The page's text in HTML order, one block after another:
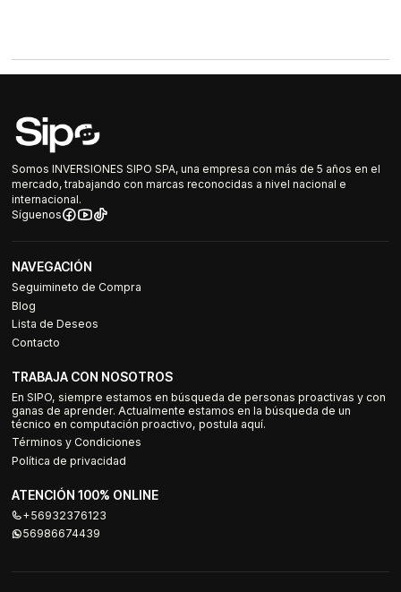
Somos INVERSIONES SIPO SPA, una empresa con más de 5 años en el
mercado, trabajando con marcas reconocidas a nivel nacional e
internacional.
Síguenos
NAVEGACIÓN
Seguimineto de Compra
Blog
Lista de Deseos
Contacto
TRABAJA CON NOSOTROS
En SIPO, siempre estamos en búsqueda de personas proactivas y con
ganas de aprender. Actualmente estamos en la búsqueda de un
técnico en computación proactivo, postula aquí.
Términos y Condiciones
Política de privacidad
ATENCIÓN 100% ONLINE
+56932376123
56986674439